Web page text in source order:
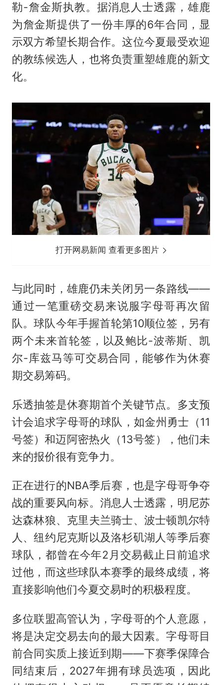
勒-詹金斯执教。据消息人士透露，雄鹿
为詹金斯提供了一份丰厚的6年合同，显
示双方希望长期合作。这位今夏最受欢迎
的教练候选人，也将负责重塑雄鹿的新文
化。
打开网易新闻 查看更多图片
与此同时，雄鹿仍未关闭另一条路线——
通过一笔重磅交易来说服字母哥再次留
队。球队今年手握首轮第10顺位签，另有
两个未来首轮签，以及鲍比-波蒂斯、凯
尔-库兹马等可交易合同，能够作为休赛
期交易筹码。
乐透抽签是休赛期首个关键节点。多支预
计会追求字母哥的球队，如金州勇士（11
号签）和迈阿密热火（13号签），他们未
来的报价很有竞争力。
正在进行的NBA季后赛，也是字母哥争夺
战的重要风向标。消息人士透露，明尼苏
达森林狼、克里夫兰骑士、波士顿凯尔特
人、纽约尼克斯以及洛杉矶湖人等季后赛
球队，都曾在今年2月交易截止日前追求
过他，而这些球队本赛季的最终成绩，将
直接影响他们今夏交易时的积极程度。
多位联盟高管认为，字母哥的个人意愿，
将是决定交易去向的最大因素。字母哥目
前合同实质上接近到期——下赛季保障合
同结束后，2027年拥有球员选项，因此